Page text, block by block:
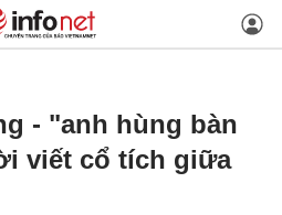
- "anh hùng bàn
viết cổ tích giữa